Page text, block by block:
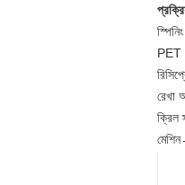
PET
রেখা
ক্রিল